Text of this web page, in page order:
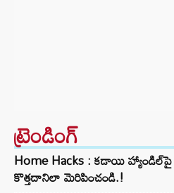
ట్రెండింగ్‌
Home Hacks : కడాయి
కొత్తదానిలా మెరిపించండి.!